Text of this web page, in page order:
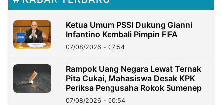
Ketua Umum PSSI Dukung Gianni
Infantino Kembali Pimpin FIFA
07/08/2026 - 07:54
Rampok Uang Negara Lewat Ternak
Pita Cukai, Mahasiswa Desak KPK
Periksa Pengusaha Rokok Sumenep
07/08/2026 - 00:54